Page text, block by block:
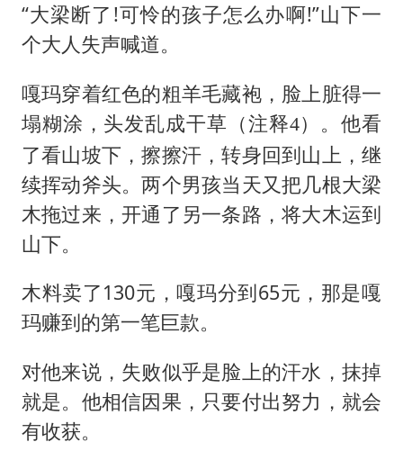
“大梁断了!可怜的孩子怎么办啊!”山下一
个大人失声喊道。
嘎玛穿着红色的粗羊毛藏袍，脸上脏得一
塌糊涂，头发乱成干草 （注释4） 。他看
了看山坡下，擦擦汗，转身回到山上，继
续挥动斧头。两个男孩当天又把几根大梁
木拖过来，开通了另一条路，将大木运到
山下。
木料卖了130元，嘎玛分到65元，那是嘎
玛赚到的第一笔巨款。
对他来说，失败似乎是脸上的汗水，抹掉
就是。他相信因果，只要付出努力，就会
有收获。